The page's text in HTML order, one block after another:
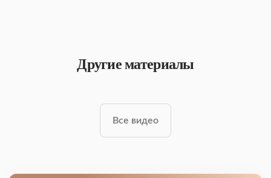
Другие материалы
Все видео